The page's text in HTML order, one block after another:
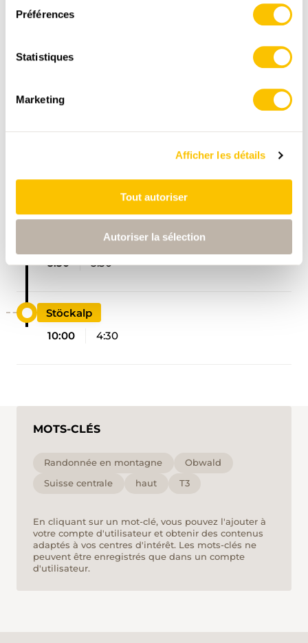
Préférences
Statistiques
Marketing
Afficher les détails
Tout autoriser
Autoriser la sélection
Berggasthaus Älggialp
5:30
5:30
Stöckalp
10:00
4:30
MOTS-CLÉS
Randonnée en montagne
Obwald
Suisse centrale
haut T3
En cliquant sur un mot-clé, vous pouvez l'ajouter à
votre compte d'utilisateur et obtenir des contenus
adaptés à vos centres d'intérêt. Les mots-clés ne
peuvent être enregistrés que dans un compte
d'utilisateur.